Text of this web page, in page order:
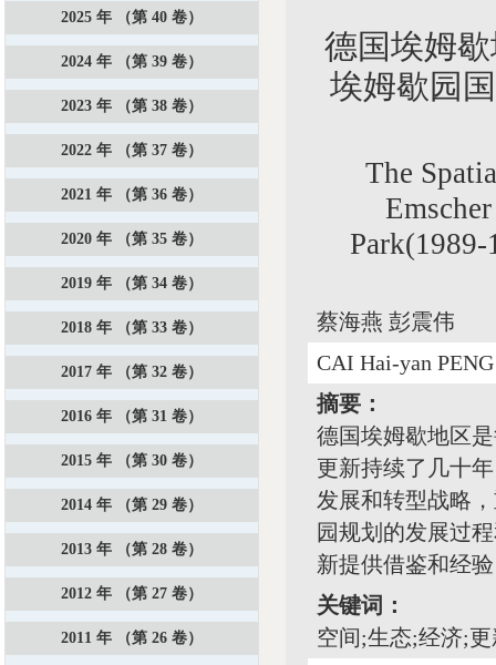
德国埃姆
埃姆歇园
The
Park(1989-
蔡海燕 彭震伟
CAI Hai-yan
摘要：
德国埃姆歇地区
更新持续了几十
发展和转型战略
园规划的发展过
新提供借鉴和经
关键词：
空间;生态;经济;
2025 年 （第 40 卷）
2024 年 （第 39 卷）
2023 年 （第 38 卷）
2022 年 （第 37 卷）
2021 年 （第 36 卷）
2020 年 （第 35 卷）
2019 年 （第 34 卷）
2018 年 （第 33 卷）
2017 年 （第 32 卷）
2016 年 （第 31 卷）
2015 年 （第 30 卷）
2014 年 （第 29 卷）
2013 年 （第 28 卷）
2012 年 （第 27 卷）
2011 年 （第 26 卷）